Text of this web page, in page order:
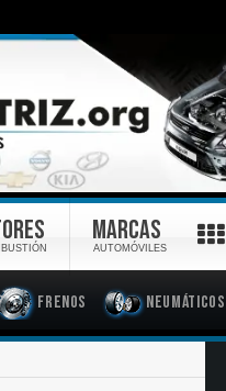
Frenos Neumáticos
MARCAS
AUTOMÓVILES